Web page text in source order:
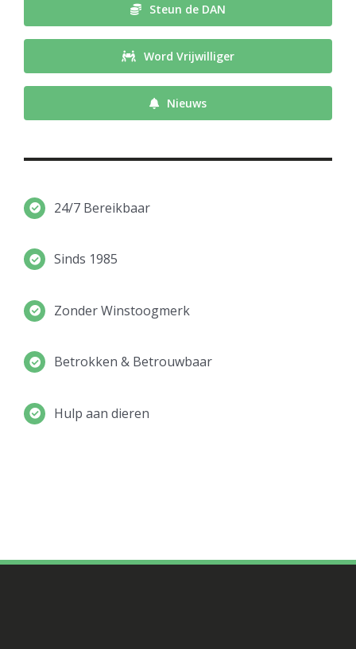
Steun de DAN
Word Vrijwilliger
Nieuws
24/7 Bereikbaar
Sinds 1985
Zonder Winstoogmerk
Betrokken & Betrouwbaar
Hulp aan dieren